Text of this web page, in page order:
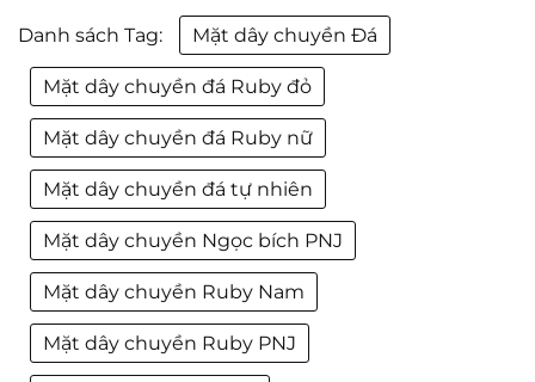
Danh sách Tag: Mặt dây chuyền Đá
Mặt dây chuyền đá Ruby đỏ
Mặt dây chuyền đá Ruby nữ
Mặt dây chuyền đá tự nhiên
Mặt dây chuyền Ngọc bích PNJ
Mặt dây chuyền Ruby Nam
Mặt dây chuyền Ruby PNJ